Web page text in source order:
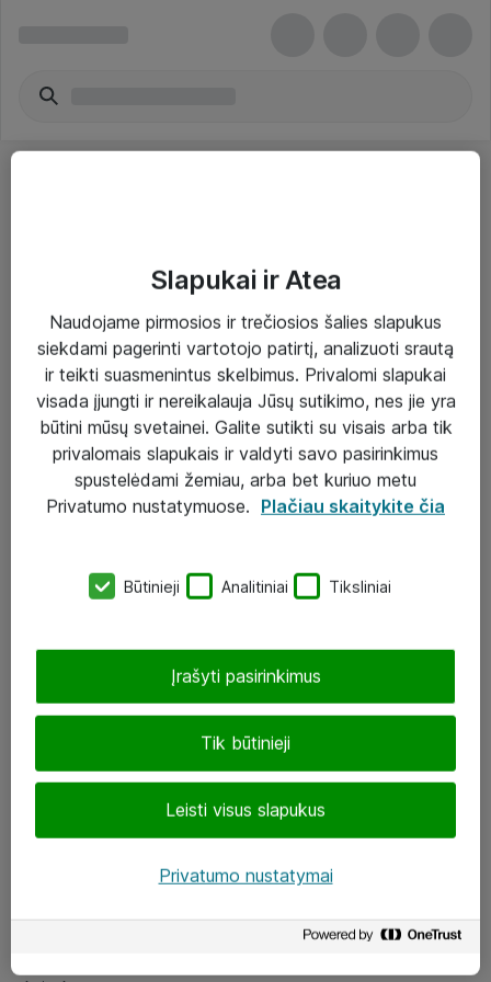
Paslaugos
Sprendimai
Įgyvendinti projektai
Atea ekspertų patarimai verslui
eShop@atea.lt
LinkedIn
Slapukai ir Atea
Naudojame pirmosios ir trečiosios šalies slapukus
siekdami pagerinti vartotojo patirtį, analizuoti srautą
ir teikti suasmenintus skelbimus. Privalomi slapukai
visada įjungti ir nereikalauja Jūsų sutikimo, nes jie yra
būtini mūsų svetainei. Galite sutikti su visais arba tik
privalomais slapukais ir valdyti savo pasirinkimus
spustelėdami žemiau, arba bet kuriuo metu
Privatumo nustatymuose. Plačiau skaitykite čia
Būtinieji Analitiniai Tiksliniai
Tik būtinieji
Leisti visus slapukus
Įrašyti pasirinkimus
Privatumo nustatymai